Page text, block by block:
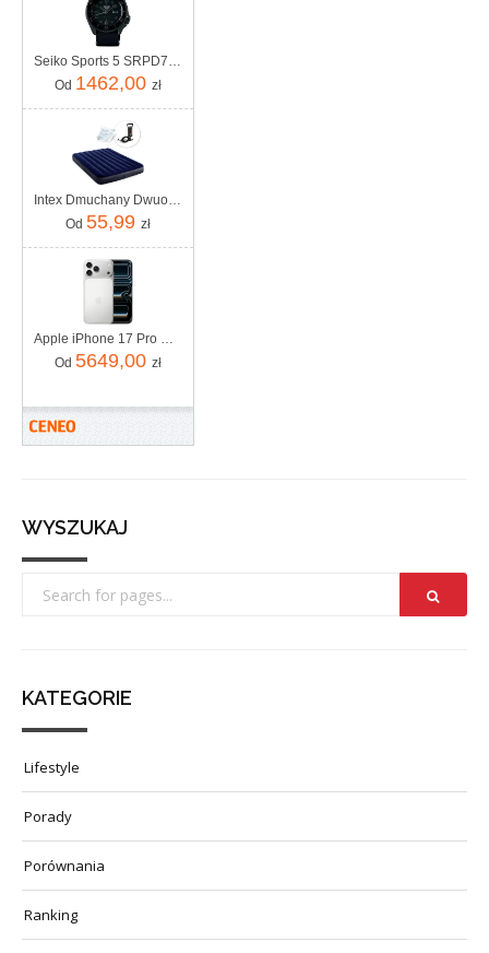
Seiko Sports 5 SRPD79K1
Od 1462,00 zł
Intex Dmuchany Dwuosobowy Z Pompką Tłokową 64758 68612
Od 55,99 zł
Apple iPhone 17 Pro Max 256GB Srebrny
Od 5649,00 zł
WYSZUKAJ
KATEGORIE
Lifestyle
Porady
Porównania
Ranking